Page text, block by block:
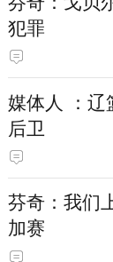
犯罪
媒体人 ：辽
后卫
芬奇：我们
加赛